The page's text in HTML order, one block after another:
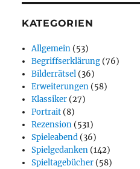
KATEGORIEN
Allgemein (53)
Begriffserklärung (76)
Bilderrätsel (36)
Erweiterungen (58)
Klassiker (27)
Portrait (8)
Rezension (531)
Spieleabend (36)
Spielgedanken (142)
Spieltagebücher (58)